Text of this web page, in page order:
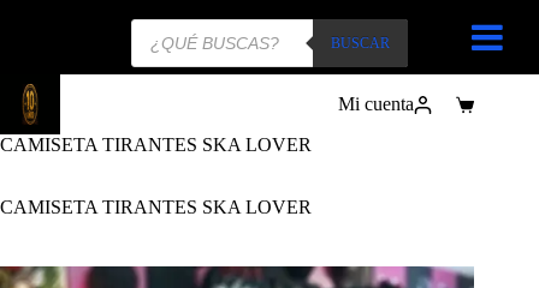
Búsqueda
BUSCAR
Mi cuenta
Carro
CAMISETA TIRANTES SKA LOVER
CAMISETA TIRANTES SKA LOVER